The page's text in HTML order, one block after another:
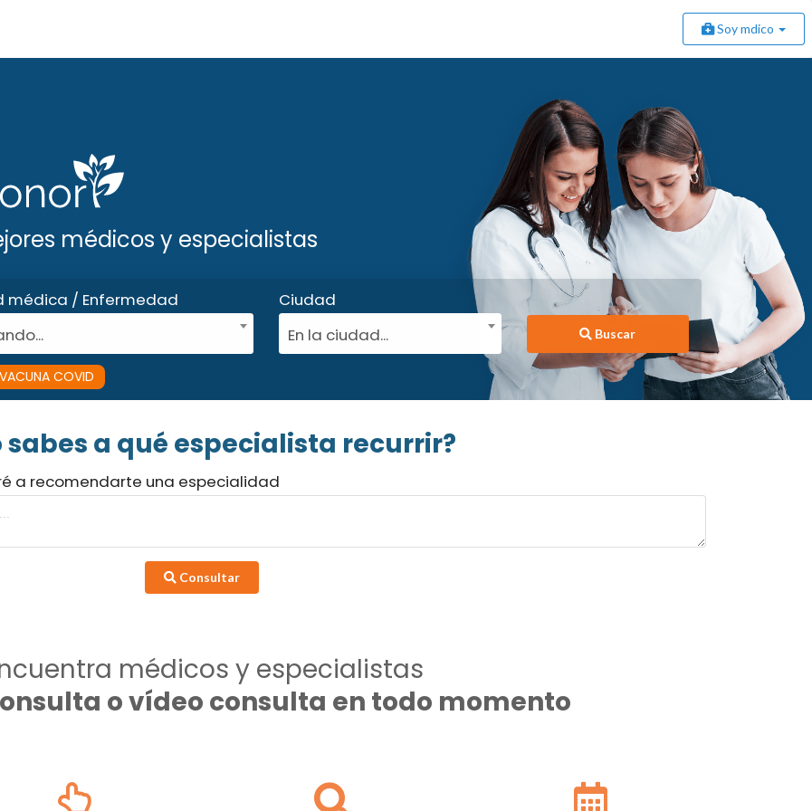
Soy mdico
médicos y especialistas
médica / Enfermedad
VACUNA COVID
Ciudad
En la ciudad...
Buscar
sabes a qué especialista recurrir?
a recomendarte una especialidad
Consultar
médicos y especialistas
o vídeo consulta en todo momento